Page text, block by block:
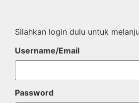
Silahkan login dulu untuk
Username/Email
Password